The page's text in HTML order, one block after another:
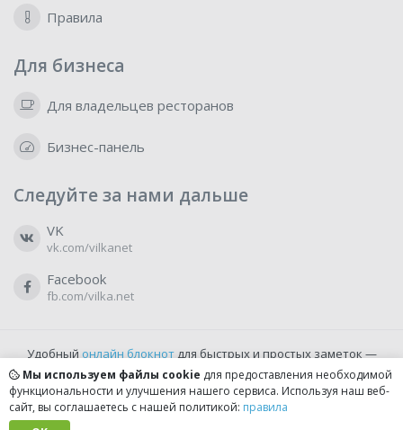
Правила
Для бизнеса
Для владельцев ресторанов
Бизнес-панель
Следуйте за нами дальше
VK
vk.com/vilkanet
Facebook
fb.com/vilka.net
Удобный онлайн блокнотдля быстрых и простых заметок —
бесплатно и доступно прямо из браузера.
Мы используем файлы cookie для предоставления необходимой
функциональности и улучшения нашего сервиса. Используя наш веб-
сайт, вы соглашаетесь с нашей политикой: правила